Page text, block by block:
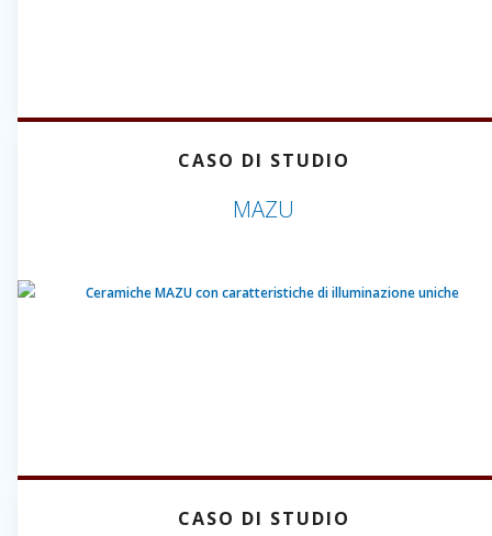
CASO DI STUDIO
MAZU
CASO DI STUDIO